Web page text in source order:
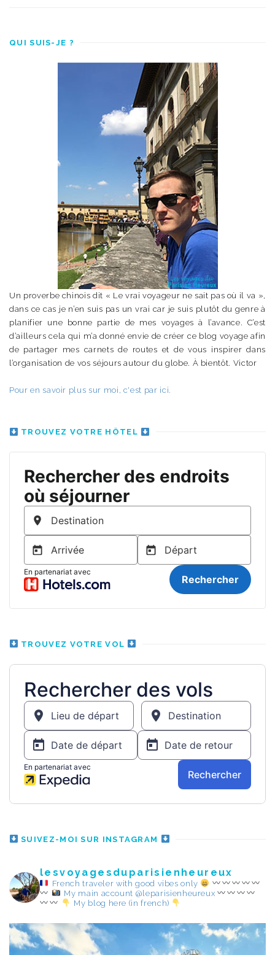
QUI SUIS-JE ?
Un proverbe chinois dit « Le vrai voyageur ne sait pas où il va »,
dans ce cas je n’en suis pas un vrai car je suis plutôt du genre à
planifier une bonne partie de mes voyages à l’avance. C’est
d’ailleurs cela qui m’a donné envie de créer ce blog voyage afin
de partager mes carnets de routes et de vous inspirer dans
l’organisation de vos séjours autour du globe. À bientôt. Victor
Pour en savoir plus sur moi, c'est par ici.
TROUVEZ VOTRE HÔTEL
TROUVEZ VOTRE VOL
SUIVEZ-MOI SUR INSTAGRAM
lesvoyagesduparisienheureux
French traveler with good vibes only
My main account @leparisienheureux
My blog here (in french)